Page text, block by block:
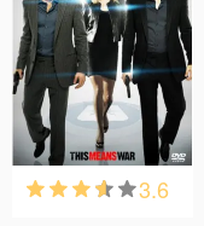
3.6